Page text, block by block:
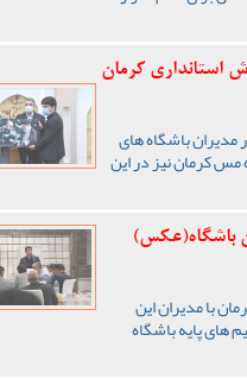
استانداری کرمان
باشگاه های
کرمان نیز در این
باشگاه(عکس)
با مدیران این
های پایه باشگاه